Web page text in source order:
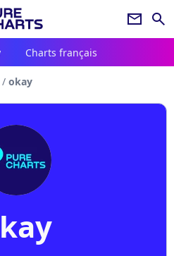
newsletter search
Charts français
/ okay